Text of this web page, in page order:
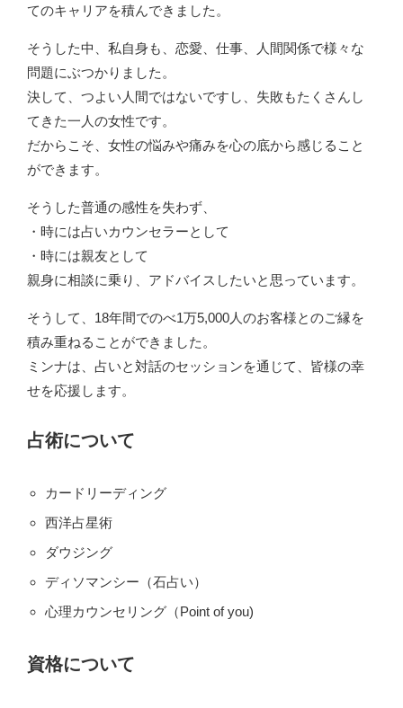
てのキャリアを積んできました。
そうした中、私自身も、恋愛、仕事、人間関係で様々な
問題にぶつかりました。
決して、つよい人間ではないですし、失敗もたくさんし
てきた一人の女性です。
だからこそ、女性の悩みや痛みを心の底から感じること
ができます。
そうした普通の感性を失わず、
・時には占いカウンセラーとして
・時には親友として
親身に相談に乗り、アドバイスしたいと思っています。
そうして、18年間でのべ1万5,000人のお客様とのご縁を
積み重ねることができました。
ミンナは、占いと対話のセッションを通じて、皆様の幸
せを応援します。
占術について
カードリーディング
西洋占星術
ダウジング
ディソマンシー（石占い）
心理カウンセリング（Point of you)
資格について